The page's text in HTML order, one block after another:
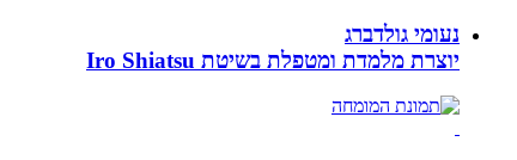
נעומי גולדברג
יוצרת מלמדת ומטפלת בשיטת Iro Shiatsu